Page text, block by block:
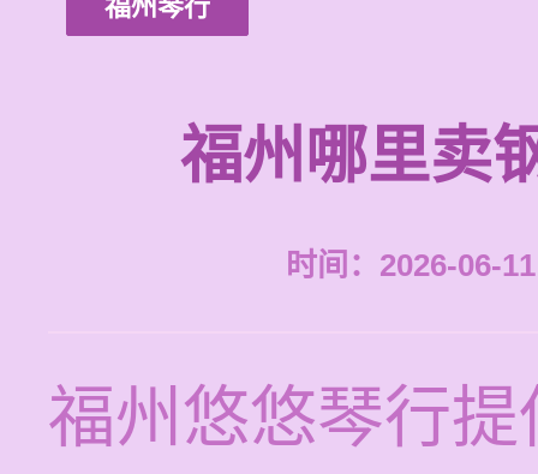
福州琴行
福州哪里卖
时间：2026-06-
福州悠悠琴行